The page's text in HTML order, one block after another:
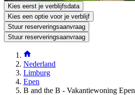
Kies eerst je verblijfsdata
Kies een optie voor je verblijf
Stuur reserveringsaanvraag
Stuur reserveringsaanvraag
Nederland
Limburg
Epen
B and the B - Vakantiewoning Epen